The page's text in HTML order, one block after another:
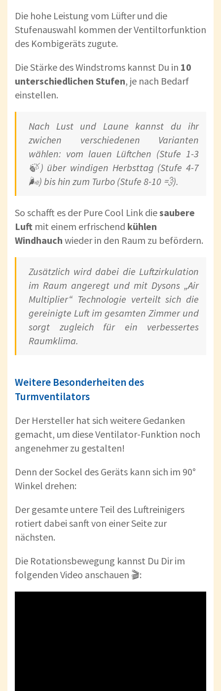
Die hohe Leistung vom Lüfter und die
Stufenauswahl kommen der Ventiltorfunktion
des Kombigeräts zugute.
Die Stärke des Windstroms kannst Du in 10
unterschiedlichen Stufen, je nach Bedarf
einstellen.
Nach Lust und Laune kannst du ihr
zwichen verschiedenen Varianten
wählen: vom lauen Lüftchen (Stufe 1-3
🍃) über windigen Herbsttag (Stufe 4-7
🌬) bis hin zum Turbo (Stufe 8-10 💨).
So schafft es der Pure Cool Link diesaubere
Luft mit einem erfrischend kühlen
Windhauch wieder in den Raum zu befördern.
Zusätzlich wird dabei die Luftzirkulation
im Raum angeregt und mit Dysons „Air
Multiplier“ Technologie verteilt sich die
gereinigte Luft im gesamten Zimmer und
sorgt zugleich für ein verbessertes
Raumklima.
Weitere Besonderheiten des
Turmventilators
Der Hersteller hat sich weitere Gedanken
gemacht, um diese Ventilator-Funktion noch
angenehmer zu gestalten!
Denn der Sockel des Geräts kann sich im 90°
Winkel drehen:
Der gesamte untere Teil des Luftreinigers
rotiert dabei sanft von einer Seite zur
nächsten.
Die Rotationsbewegung kannst Du Dir im
folgenden Video anschauen 🎬: